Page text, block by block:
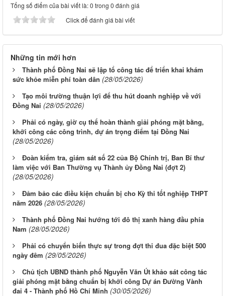
Tổng số điểm của bài viết là: 0 trong 0 đánh giá
Click để đánh giá bài viết
Những tin mới hơn
Thành phố Đồng Nai sẽ lập tổ công tác để triển khai khám
sức khỏe miễn phí toàn dân (28/05/2026)
Tạo môi trường thuận lợi để thu hút doanh nghiệp về với
Đồng Nai (28/05/2026)
Phải có ngày, giờ cụ thể hoàn thành giải phóng mặt bằng,
khởi công các công trình, dự án trọng điểm tại Đồng Nai
(28/05/2026)
Đoàn kiểm tra, giám sát số 22 của Bộ Chính trị, Ban Bí thư
làm việc với Ban Thường vụ Thành ủy Đồng Nai (đợt 2)
(28/05/2026)
Đảm bảo các điều kiện chuẩn bị cho Kỳ thi tốt nghiệp THPT
năm 2026 (28/05/2026)
Thành phố Đồng Nai hướng tới đô thị xanh hàng đầu phía
Nam (28/05/2026)
Phải có chuyển biến thực sự trong đợt thi đua đặc biệt 500
ngày đêm (29/05/2026)
Chủ tịch UBND thành phố Nguyễn Văn Út khảo sát công tác
giải phóng mặt bằng chuẩn bị khởi công Dự án Đường Vành
đai 4 - Thành phố Hồ Chí Minh (30/05/2026)